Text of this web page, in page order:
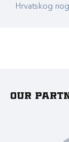
Hrvatskog
Our